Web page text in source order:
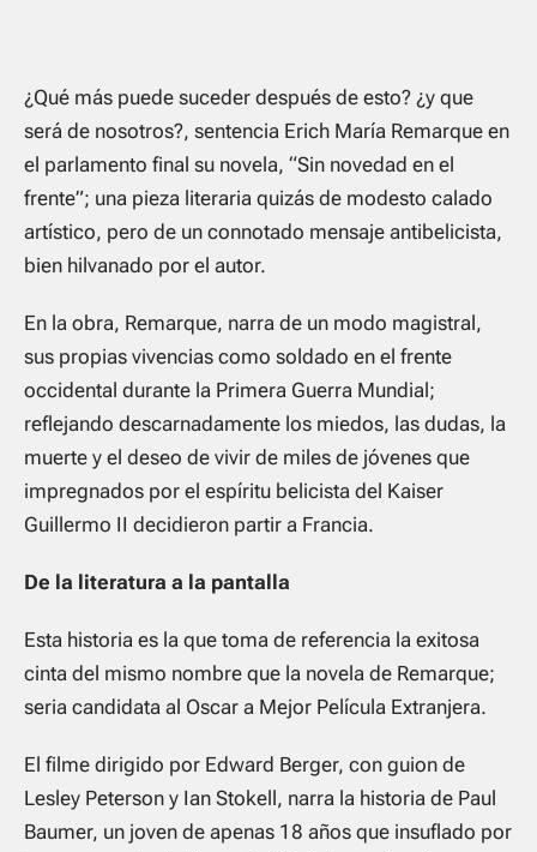
¿Qué más puede suceder después de esto? ¿y que
será de nosotros?, sentencia Erich María Remarque en
el parlamento final su novela, “Sin novedad en el
frente”; una pieza literaria quizás de modesto calado
artístico, pero de un connotado mensaje antibelicista,
bien hilvanado por el autor.
En la obra, Remarque, narra de un modo magistral,
sus propias vivencias como soldado en el frente
occidental durante la Primera Guerra Mundial;
reflejando descarnadamente los miedos, las dudas, la
muerte y el deseo de vivir de miles de jóvenes que
impregnados por el espíritu belicista del Kaiser
Guillermo II decidieron partir a Francia.
De la literatura a la pantalla
Esta historia es la que toma de referencia la exitosa
cinta del mismo nombre que la novela de Remarque;
seria candidata al Oscar a Mejor Película Extranjera.
El filme dirigido por Edward Berger, con guion de
Lesley Peterson y Ian Stokell, narra la historia de Paul
Baumer, un joven de apenas 18 años que insuflado por